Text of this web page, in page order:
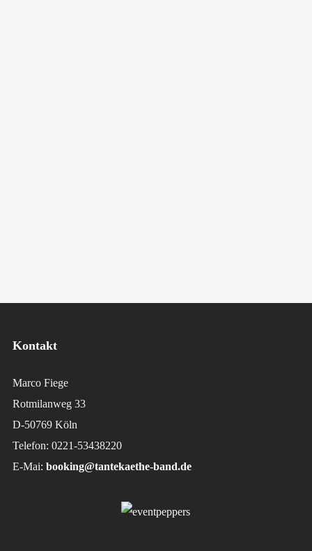
Kontakt
Marco Fiege
Rotmilanweg 33
D-50769 Köln
Telefon: 0221-53438220
E-Mai: booking@tantekaethe-band.de